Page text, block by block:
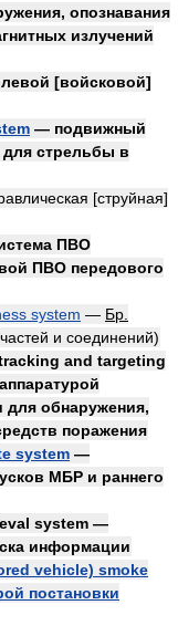
опознавания
излучений
[войсковой]
— подвижный
для стрельбы в
[струйная]
ПВО
ПВО передового
system — Бр.
и соединений)
and targeting
обнаружения,
поражения
system —
МБР и раннего
system —
информации
vehicle) smoke
постановки